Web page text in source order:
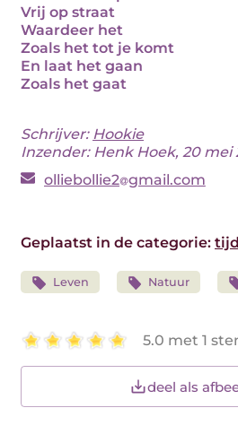
Vrij op straat
Waardeer het
Zoals het tot je komt
En laat het gaan
Zoals het gaat
Schrijver: Hookie
Inzender: Henk Hoek, 20 mei
olliebollie2 gmail.com
Geplaatst in de categorie: tijd
Leven Natuur
5.0 met 1
deel als